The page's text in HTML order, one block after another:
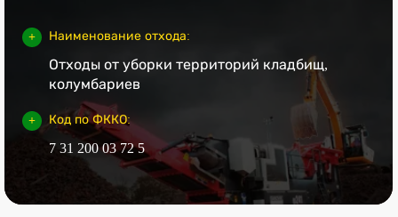
Наименование отхода:
Отходы от уборки территорий кладбищ,
колумбариев
Код по ФККО:
7 31 200 03 72 5